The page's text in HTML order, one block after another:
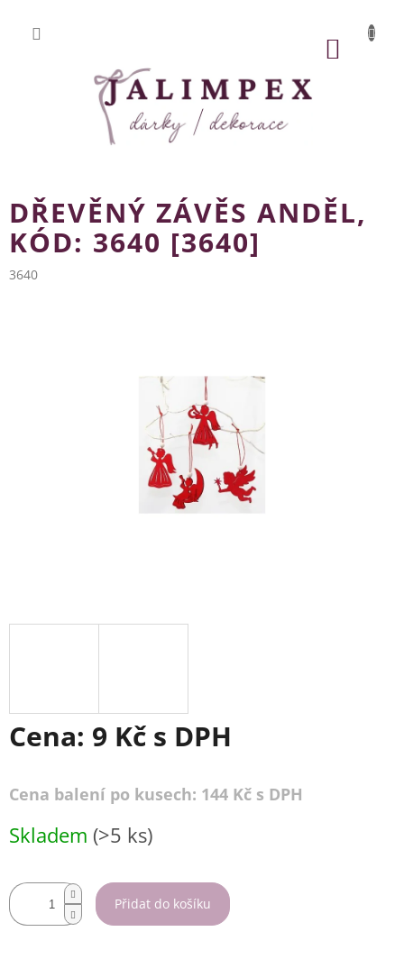
obsah
DŘEVĚNÝ ZÁVĚS ANDĚL,
KÓD: 3640 [3640]
3640
Cena: 9 Kč s DPH
Cena balení po kusech: 144 Kč s DPH
cena:
Skladem (>5 ks)
Přidat do košíku